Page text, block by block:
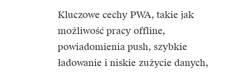
Kluczowe cechy PWA, takie jak
możliwość pracy offline,
powiadomienia push, szybkie
ładowanie i niskie zużycie danych,